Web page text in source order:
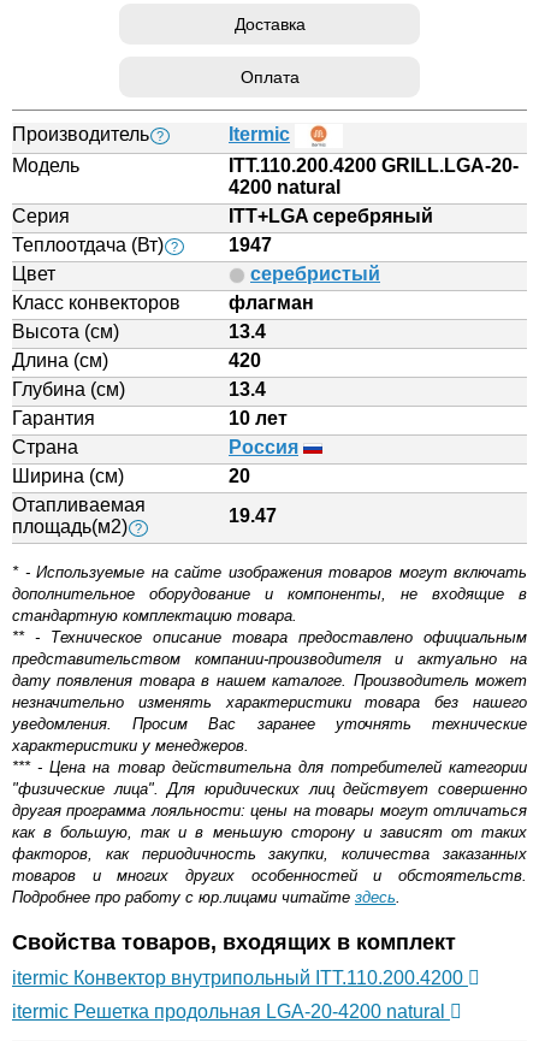
Доставка
Оплата
Производитель ?
Itermic
Модель
ITT.110.200.4200 GRILL.LGA-20-
4200 natural
Серия
ITT+LGA серебряный
Теплоотдача (Вт) ?
1947
Цвет
серебристый
Класс конвекторов
флагман
Высота (см)
13.4
Длина (см)
420
Глубина (см)
13.4
Гарантия
10 лет
Страна
Россия
Ширина (см)
20
Отапливаемая
площадь(м2) ?
19.47
* - Используемые на сайте изображения товаров могут включать
дополнительное оборудование и компоненты, не входящие в
стандартную комплектацию товара.
** - Техническое описание товара предоставлено официальным
представительством компании-производителя и актуально на
дату появления товара в нашем каталоге. Производитель может
незначительно изменять характеристики товара без нашего
уведомления. Просим Вас заранее уточнять технические
характеристики у менеджеров.
*** - Цена на товар действительна для потребителей категории
"физические лица". Для юридических лиц действует совершенно
другая программа лояльности: цены на товары могут отличаться
как в большую, так и в меньшую сторону и зависят от таких
факторов, как периодичность закупки, количества заказанных
товаров и многих других особенностей и обстоятельств.
Подробнее про работу с юр.лицами читайте здесь.
Свойства товаров, входящих в комплект
itermic Конвектор внутрипольный ITT.110.200.4200
itermic Решетка продольная LGA-20-4200 natural